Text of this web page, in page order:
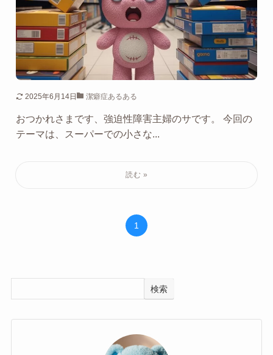
2025年6月14日 潔癖症あるある
おつかれさまです、強迫性障害主婦のサです。 今回の
テーマは、スーパーでの小さな...
1
検索